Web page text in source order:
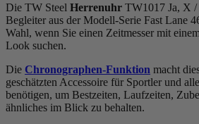
Die TW Steel Herrenuhr TW1017 Ja, X /
Begleiter aus der Modell-Serie Fast Lane
Wahl, wenn Sie einen Zeitmesser mit
Look suchen.
Die Chronographen-Funktion macht
geschätzten Accessoire für Sportler und
benötigen, um Bestzeiten, Laufzeiten,
ähnliches im Blick zu behalten.